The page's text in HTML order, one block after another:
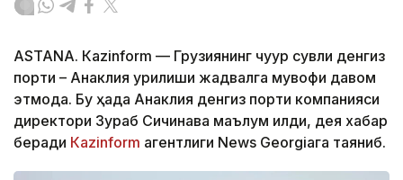
ASTANА. Кazinform — Грузиянинг чуқур сувли денгиз
порти – Анаклия қурилиши жадвалга мувофиқ давом
этмоқда. Бу ҳақда Анаклия денгиз порти компанияси
директори Зураб Сичинава маълум қилди, дея хабар
беради Кazinform агентлиги News Georgiaга таяниб.